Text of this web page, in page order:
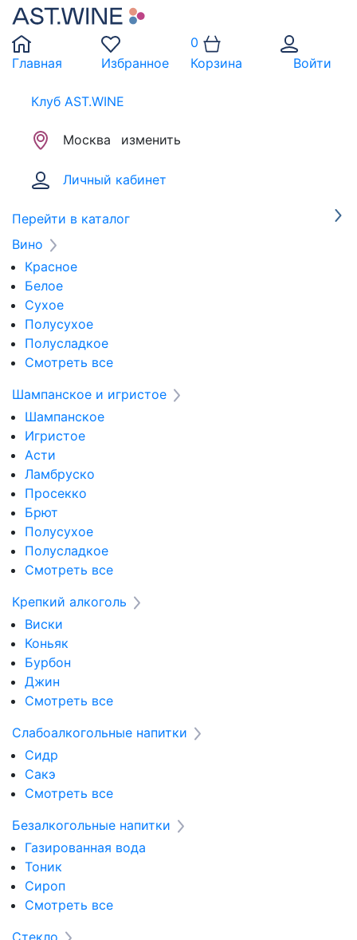
Главная Избранное
0
Корзина
Войти
Клуб AST.WINE
Москва изменить
Личный кабинет
Перейти в каталог
Вино
Красное
Белое
Сухое
Полусухое
Полусладкое
Смотреть все
Шампанское и игристое
Шампанское
Игристое
Асти
Ламбруско
Просекко
Брют
Полусухое
Полусладкое
Смотреть все
Крепкий алкоголь
Виски
Коньяк
Бурбон
Джин
Смотреть все
Слабоалкогольные напитки
Сидр
Сакэ
Смотреть все
Безалкогольные напитки
Газированная вода
Тоник
Сироп
Смотреть все
Стекло